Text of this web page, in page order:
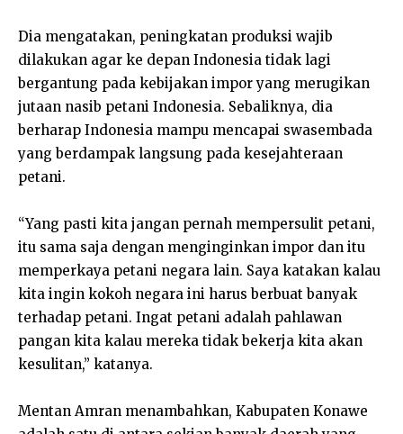
Dia mengatakan, peningkatan produksi wajib
dilakukan agar ke depan Indonesia tidak lagi
bergantung pada kebijakan impor yang merugikan
jutaan nasib petani Indonesia. Sebaliknya, dia
berharap Indonesia mampu mencapai swasembada
yang berdampak langsung pada kesejahteraan
petani.
“Yang pasti kita jangan pernah mempersulit petani,
itu sama saja dengan menginginkan impor dan itu
memperkaya petani negara lain. Saya katakan kalau
kita ingin kokoh negara ini harus berbuat banyak
terhadap petani. Ingat petani adalah pahlawan
pangan kita kalau mereka tidak bekerja kita akan
kesulitan,” katanya.
Mentan Amran menambahkan, Kabupaten Konawe